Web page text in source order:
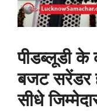
पीडब्लूडी के
बजट सरेंडर
सीधे